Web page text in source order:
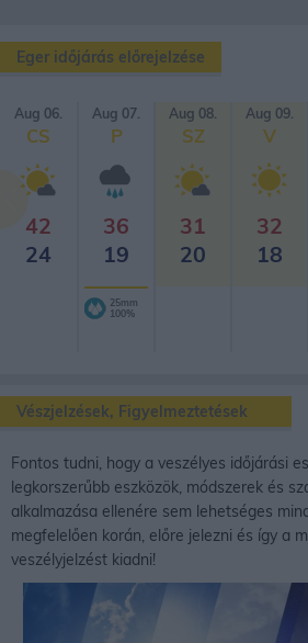
Eger időjárás előrejelzése
Aug 06.
CS
42
24
Aug 07.
P
36
19
25mm
100%
Aug 08.
SZ
31
20
Aug 09.
V
32
18
Vészjelzések, Figyelmeztetések
Fontos tudni, hogy a veszélyes időjárási
legkorszerűbb eszközök, módszerek és
alkalmazása ellenére sem lehetséges
megfelelően korán, előre jelezni és így a
veszélyjelzést kiadni!